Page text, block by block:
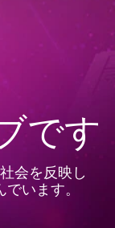
です
会を反映し
います。